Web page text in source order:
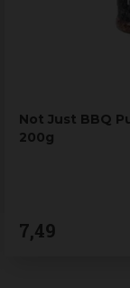
Not Just BBQ
200g
7,49